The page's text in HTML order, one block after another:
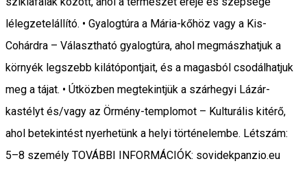
lélegzetelállító. • Gyalogtúra a Mária-kőhöz vagy a Kis-
Cohárdra – Választható gyalogtúra, ahol megmászhatjuk a
környék legszebb kilátópontjait, és a magasból csodálhatjuk
meg a tájat. • Útközben megtekintjük a szárhegyi Lázár-
kastélyt és/vagy az Örmény-templomot – Kulturális kitérő,
ahol betekintést nyerhetünk a helyi történelembe. Létszám:
5–8 személy TOVÁBBI INFORMÁCIÓK: sovidekpanzio.eu